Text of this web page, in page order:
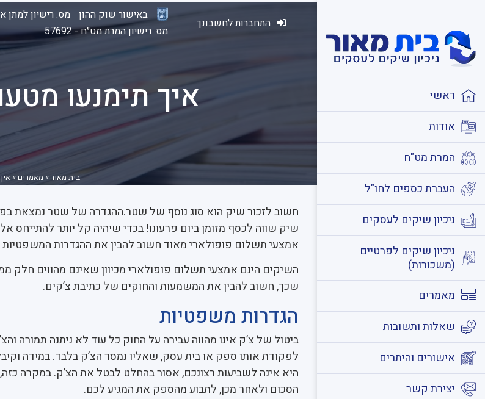
ראשי
אודות
המרת מט"ח
העברת כספים לחו"ל
ניכיון שיקים לעסקים
ניכיון שיקים לפרטיים
(משכורות)
מאמרים
שאלות ותשובות
אישורים והיתרים
יצירת קשר
התחברות לחשבונך
באישור שוק ההון מס. רישיון למתן
מס. רישיון המרת מט״ח - 57692
איך תימנעו
בית מאור» מאמרים»
חשוב לזכור שיק הוא סוג נוסף של שטר.ההגדרה של שטר נמצאת
שיק שווה לכסף מזומן ביום פרעונו! בכדי שיהיה קל יותר להתייחס
אמצעי תשלום פופולארי מאוד חשוב להבין את ההגדרות המשפטיות
השיקים הינם אמצעי תשלום פופולארי מכיוון שאינם מהווים חלק
שכך, חשוב להבין את המשמעות והחוקים של כתיבת צ’קים.
הגדרות משפטיות
ביטול של צ’ק אינו מהווה עבירה על החוק כל עוד לא ניתנה תמורה
לפקודת אותו ספק או בית עסק, שאליו נמסר הצ’ק בלבד. במידה
היא אינה לשביעות רצונכם, אסור בהחלט לבטל את הצ’ק. במקרה
הסכום ולאחר מכן, לתבוע מהספק את המגיע לכם.